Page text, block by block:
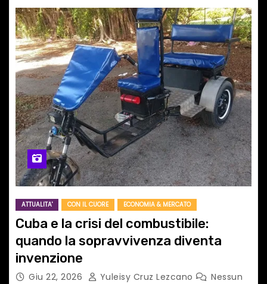
ATTUALITA' CON IL CUORE ECONOMIA & MERCATO
Cuba e la crisi del combustibile:
quando la sopravvivenza diventa
invenzione
Giu 22, 2026 Yuleisy Cruz Lezcano
Nessun